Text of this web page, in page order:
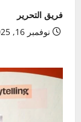
فريق التحرير
نوفمبر 16, 2025